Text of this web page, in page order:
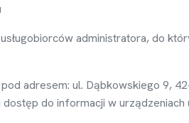
administratora, do
pod adresem: ul. Dąbkowskiego 9,
dostęp do informacji w urządzeniach